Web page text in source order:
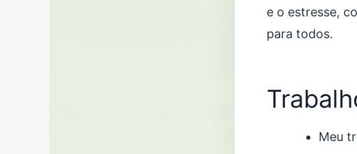
e o estresse,
para todos.
Meu